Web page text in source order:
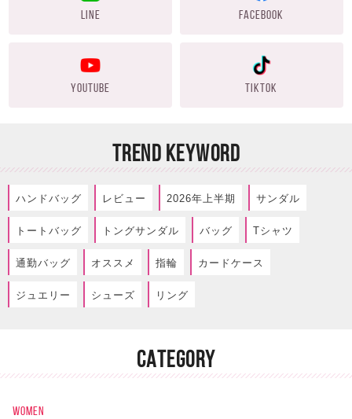
LINE FACEBOOK
YOUTUBE TIKTOK
TREND KEYWORD
ハンドバッグ レビュー 2026年上半期 サンダル
トートバッグ トングサンダル バッグ Tシャツ
通勤バッグ オススメ 指輪 カードケース
ジュエリー シューズ リング
CATEGORY
WOMEN